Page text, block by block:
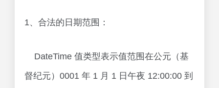
1、合法的日期范围：
DateTime 值类型表示值范围在公元（基
督纪元）0001 年 1 月 1 日午夜 12:00:00 到